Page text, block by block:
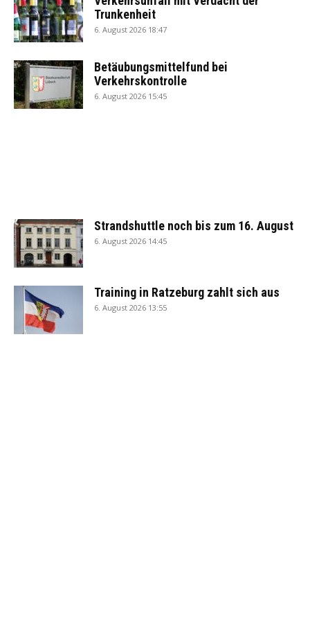
Trunkenheit
6. August 2026 18:47
Betäubungsmittelfund bei
Verkehrskontrolle
6. August 2026 15:45
Strandshuttle noch bis zum 16. August
6. August 2026 14:45
Training in Ratzeburg zahlt sich aus
6. August 2026 13:55